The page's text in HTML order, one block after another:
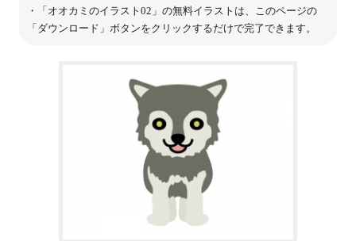
・「オオカミのイラスト02」の無料イラストは、このページの
「ダウンロード」ボタンをクリックするだけで完了できます。